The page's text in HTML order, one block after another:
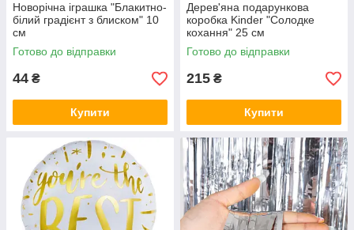
Новорічна іграшка "Блакитно-
білий градієнт з блиском" 10
см
Готово до відправки
44 ₴
Купити
Дерев'яна подарункова
коробка Kinder "Солодке
кохання" 25 см
Готово до відправки
215 ₴
Купити